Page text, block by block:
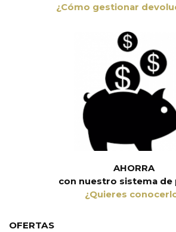
¿Cómo gestionar
AHORRA
con nuestro sistema de
¿Quieres
OFERTAS